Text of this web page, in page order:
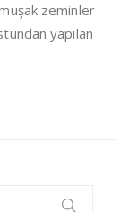
zeminler
yapılan